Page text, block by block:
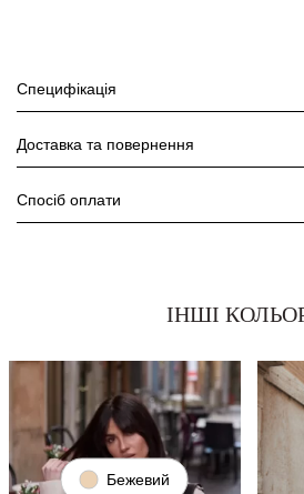
Специфікація
Доставка та повернення
Спосіб оплати
ІНШІ
Бежевий